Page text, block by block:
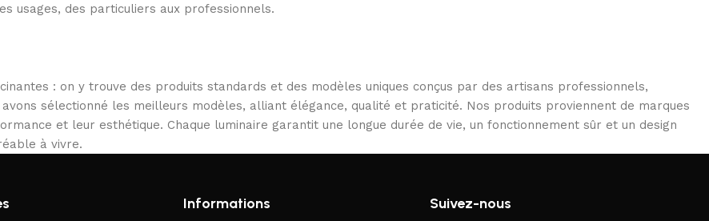
usages, des particuliers aux professionnels.
: on y trouve des produits standards et des modèles uniques conçus par des artisans professionnels,
sélectionné les meilleurs modèles, alliant élégance, qualité et praticité. Nos produits proviennent de marques
et leur esthétique. Chaque luminaire garantit une longue durée de vie, un fonctionnement sûr et un design
à vivre.
Informations Suivez-nous